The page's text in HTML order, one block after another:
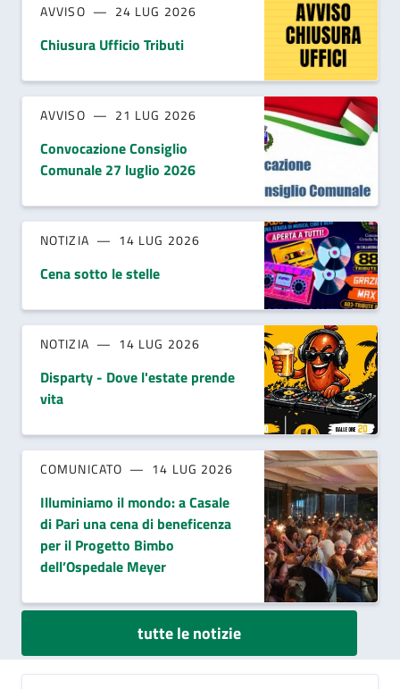
AVVISO 24 LUG 2026
Chiusura Ufficio Tributi
AVVISO 21 LUG 2026
Convocazione Consiglio
Comunale 27 luglio 2026
NOTIZIA 14 LUG 2026
Cena sotto le stelle
NOTIZIA 14 LUG 2026
Disparty - Dove l'estate prende
vita
COMUNICATO 14 LUG 2026
Illuminiamo il mondo: a Casale
di Pari una cena di beneficenza
per il Progetto Bimbo
dell’Ospedale Meyer
tutte le notizie